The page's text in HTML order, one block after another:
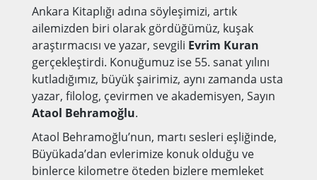
Ankara Kitaplığı adına söyleşimizi, artık
ailemizden biri olarak gördüğümüz, kuşak
araştırmacısı ve yazar, sevgili Evrim Kuran
gerçekleştirdi. Konuğumuz ise 55. sanat yılını
kutladığımız, büyük şairimiz, aynı zamanda usta
yazar, filolog, çevirmen ve akademisyen, Sayın
Ataol Behramoğlu.
Ataol Behramoğlu’nun, martı sesleri eşliğinde,
Büyükada’dan evlerimize konuk olduğu ve
binlerce kilometre öteden bizlere memleket